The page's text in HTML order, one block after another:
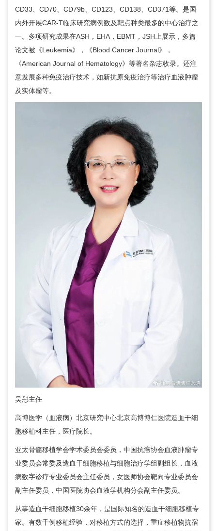
CD33、CD70、CD79b、CD123、CD138、CD371等。是国
内外开展CAR-T临床研究病例数及靶点种类最多的中心治疗之
一。多项研究成果在ASH，EHA，EBMT，JSH上展示，多篇
论文被《Leukemia》，《Blood Cancer Journal》，
《American Journal of Hematology》等著名杂志收录。还注
意发展多种免疫治疗技术，如新抗原免疫治疗等治疗血液肿瘤
及实体瘤等。
吴彤主任
高博医学（血液病）北京研究中心北京高博博仁医院造血干细
胞移植科主任，医疗院长。
亚太骨髓移植学会学术委员会委员，中国抗癌协会血液肿瘤专
业委员会常委及造血干细胞移植与细胞治疗学组副组长，血液
病数字诊疗专业委员会主任委员，女医师协会靶向专业委员会
副主任委员，中国医院协会血液学机构分会副主任委员。
从事造血干细胞移植30余年，是国际知名的造血干细胞移植专
家。有数千例移植经验，对移植方式的选择，重症移植物抗宿